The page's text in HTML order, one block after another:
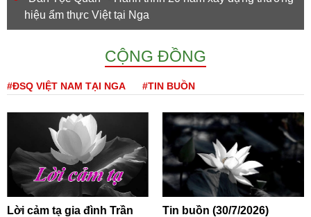
hiệu ẩm thực Việt tại Nga
CỘNG ĐỒNG
#ĐSQ VIỆT NAM TẠI NGA #TIN BUỒN
Lời cảm tạ gia đình Trần
Tin buồn (30/7/2026)